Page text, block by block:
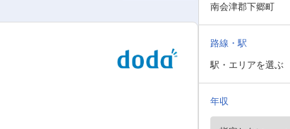
南会津郡下郷町
路線・駅
駅・エリアを選ぶ
年収